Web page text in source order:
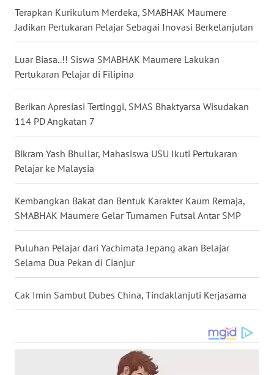
Terapkan Kurikulum Merdeka, SMABHAK Maumere
Jadikan Pertukaran Pelajar Sebagai Inovasi Berkelanjutan
Luar Biasa..!! Siswa SMABHAK Maumere Lakukan
Pertukaran Pelajar di Filipina
Berikan Apresiasi Tertinggi, SMAS Bhaktyarsa Wisudakan
114 PD Angkatan 7
Bikram Yash Bhullar, Mahasiswa USU Ikuti Pertukaran
Pelajar ke Malaysia
Kembangkan Bakat dan Bentuk Karakter Kaum Remaja,
SMABHAK Maumere Gelar Turnamen Futsal Antar SMP
Puluhan Pelajar dari Yachimata Jepang akan Belajar
Selama Dua Pekan di Cianjur
Cak Imin Sambut Dubes China, Tindaklanjuti Kerjasama
WN
SULUT
WN
MALUKU
WN
WN
WN
WN
NIAS
WN